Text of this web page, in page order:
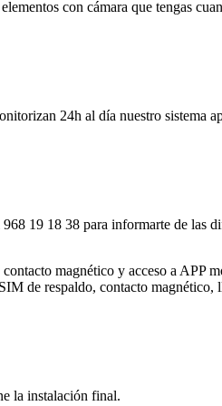
con cámara que tengas
24h al día nuestro sistema
19 18 38 para informarte de las
magnético y acceso a APP
de respaldo, contacto magnético,
la instalación final.